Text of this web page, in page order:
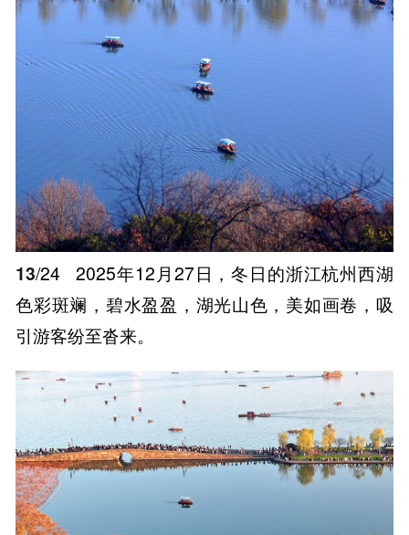
13/24
2025年12月27日，冬日的浙江杭州西湖
色彩斑斓，碧水盈盈，湖光山色，美如画卷，吸
引游客纷至沓来。